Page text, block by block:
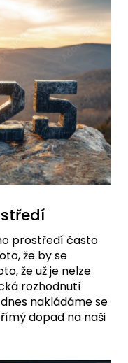
prostředí často
že by se
že už je nelze
rozhodnutí
nakládáme se
dopad na naši